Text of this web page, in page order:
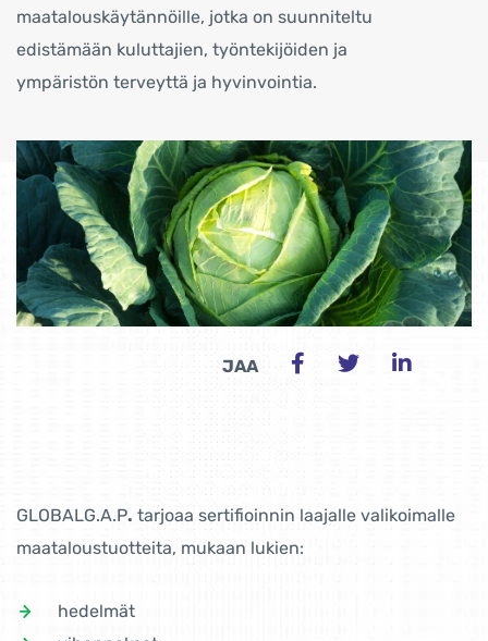
maatalouskäytännöille, jotka on suunniteltu
edistämään kuluttajien, työntekijöiden ja
ympäristön terveyttä ja hyvinvointia.
JAA
GLOBALG.A.P. tarjoaa sertifioinnin laajalle valikoimalle
maataloustuotteita, mukaan lukien:
hedelmät